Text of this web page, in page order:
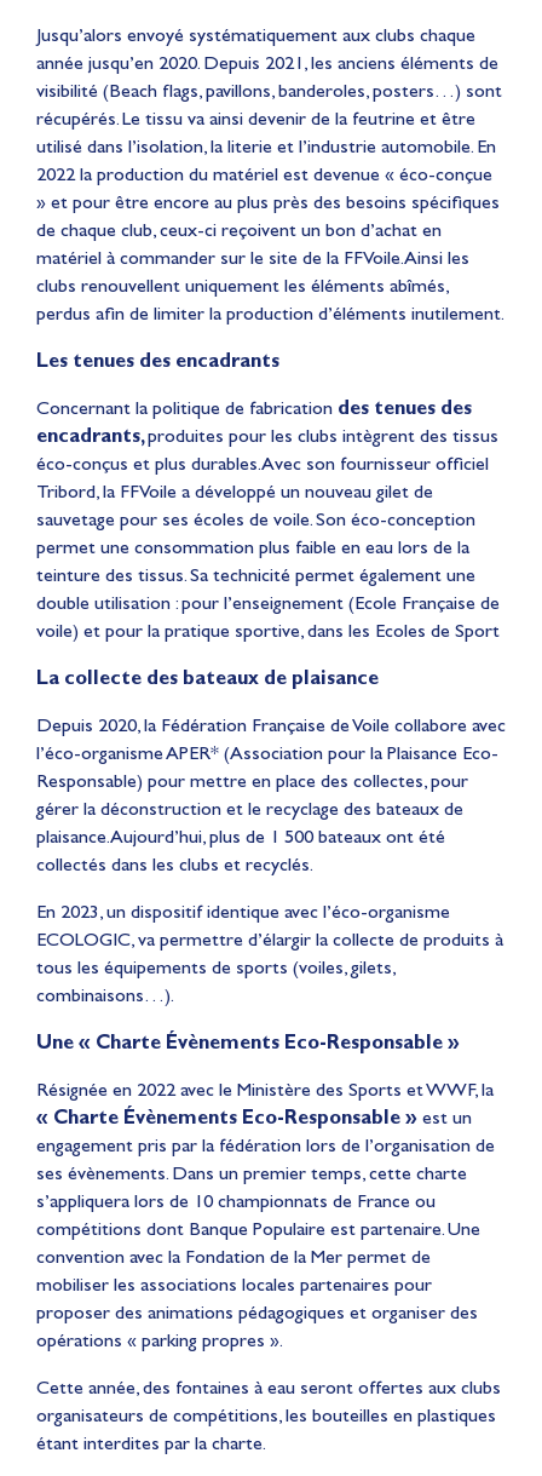
Jusqu’alors envoyé systématiquement aux clubs chaque
année jusqu’en 2020. Depuis 2021, les anciens éléments de
visibilité (Beach flags, pavillons, banderoles, posters…) sont
récupérés. Le tissu va ainsi devenir de la feutrine et être
utilisé dans l’isolation, la literie et l’industrie automobile. En
2022 la production du matériel est devenue « éco-conçue
» et pour être encore au plus près des besoins spécifiques
de chaque club, ceux-ci reçoivent un bon d’achat en
matériel à commander sur le site de la FFVoile. Ainsi les
clubs renouvellent uniquement les éléments abîmés,
perdus afin de limiter la production d’éléments inutilement.
Les tenues des encadrants
Concernant la politique de fabrication des tenues des
encadrants,produites pour les clubs intègrent des tissus
éco-conçus et plus durables. Avec son fournisseur officiel
Tribord, la FFVoile a développé un nouveau gilet de
sauvetage pour ses écoles de voile. Son éco-conception
permet une consommation plus faible en eau lors de la
teinture des tissus. Sa technicité permet également une
double utilisation : pour l’enseignement (Ecole Française de
voile) et pour la pratique sportive, dans les Ecoles de Sport
La collecte des bateaux de plaisance
Depuis 2020, la Fédération Française de Voile collabore avec
l’éco-organisme APER* (Association pour la Plaisance Eco-
Responsable) pour mettre en place des collectes, pour
gérer la déconstruction et le recyclage des bateaux de
plaisance. Aujourd’hui, plus de 1 500 bateaux ont été
collectés dans les clubs et recyclés.
En 2023, un dispositif identique avec l’éco-organisme
ECOLOGIC, va permettre d’élargir la collecte de produits à
tous les équipements de sports (voiles, gilets,
combinaisons…).
Une « Charte Évènements Eco-Responsable »
Résignée en 2022 avec le Ministère des Sports et WWF, la
« Charte Évènements Eco-Responsable » est un
engagement pris par la fédération lors de l’organisation de
ses évènements. Dans un premier temps, cette charte
s’appliquera lors de 10 championnats de France ou
compétitions dont Banque Populaire est partenaire. Une
convention avec la Fondation de la Mer permet de
mobiliser les associations locales partenaires pour
proposer des animations pédagogiques et organiser des
opérations « parking propres ».
Cette année, des fontaines à eau seront offertes aux clubs
organisateurs de compétitions, les bouteilles en plastiques
étant interdites par la charte.